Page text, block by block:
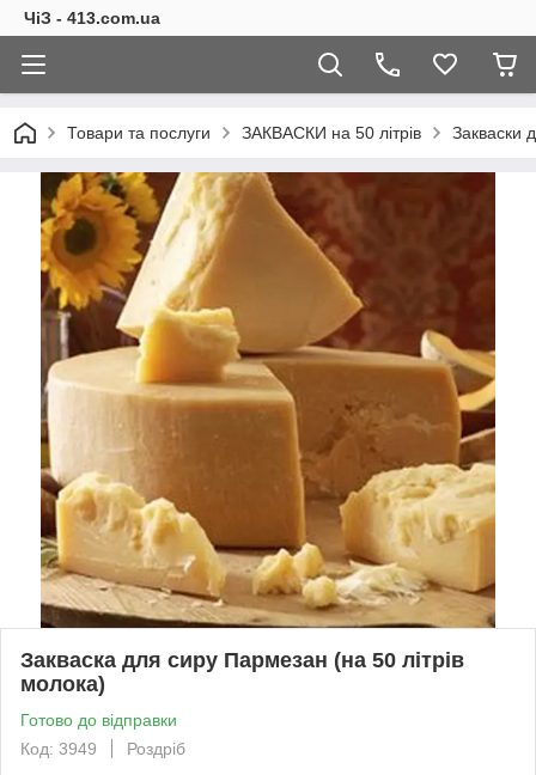
ЧіЗ - 413.com.ua
Товари та послуги ЗАКВАСКИ на 50 літрів Закваски
Закваска для сиру Пармезан (на 50 літрів
молока)
Готово до відправки
Код: 3949
Роздріб